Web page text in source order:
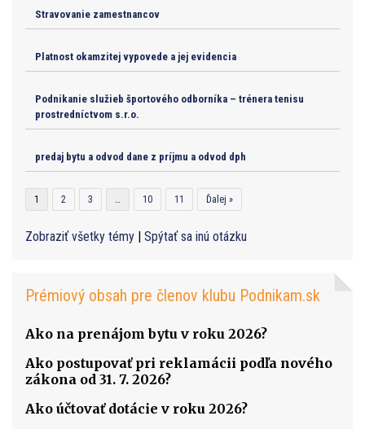
Stravovanie zamestnancov
Platnost okamzitej vypovede a jej evidencia
Podnikanie služieb športového odborníka – trénera tenisu
prostredníctvom s.r.o.
predaj bytu a odvod dane z príjmu a odvod dph
1 2 3 … 10 11 Ďalej »
Zobraziť všetky témy Spýtať sa inú otázku
Prémiový obsah pre členov klubu Podnikam.sk
Ako na prenájom bytu v roku 2026?
Ako postupovať pri reklamácii podľa nového
zákona od 31. 7. 2026?
Ako účtovať dotácie v roku 2026?